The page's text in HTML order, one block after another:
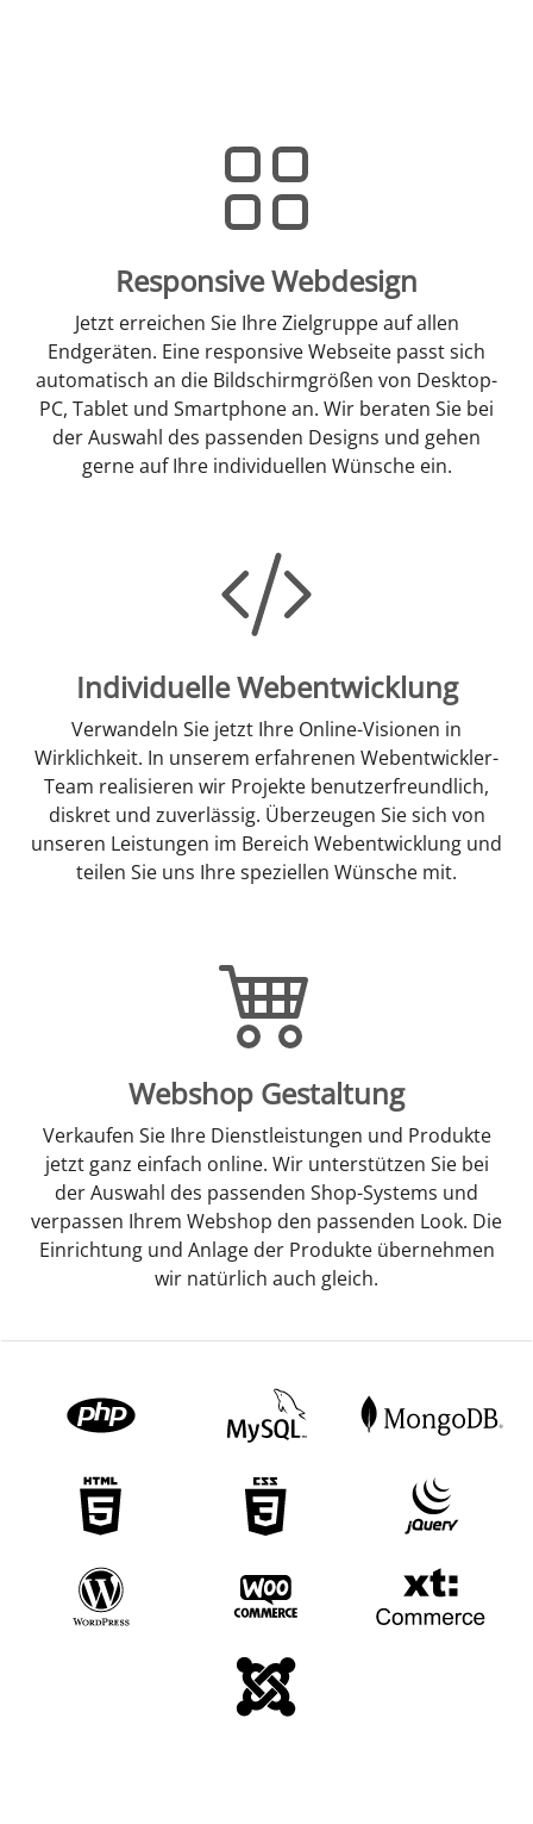
Responsive Webdesign
Jetzt erreichen Sie Ihre Zielgruppe auf allen
Endgeräten. Eine responsive Webseite passt sich
automatisch an die Bildschirmgrößen von Desktop-
PC, Tablet und Smartphone an. Wir beraten Sie bei
der Auswahl des passenden Designs und gehen
gerne auf Ihre individuellen Wünsche ein.
Individuelle Webentwicklung
Verwandeln Sie jetzt Ihre Online-Visionen in
Wirklichkeit. In unserem erfahrenen Webentwickler-
Team realisieren wir Projekte benutzerfreundlich,
diskret und zuverlässig. Überzeugen Sie sich von
unseren Leistungen im Bereich Webentwicklung und
teilen Sie uns Ihre speziellen Wünsche mit.
Webshop Gestaltung
Verkaufen Sie Ihre Dienstleistungen und Produkte
jetzt ganz einfach online. Wir unterstützen Sie bei
der Auswahl des passenden Shop-Systems und
verpassen Ihrem Webshop den passenden Look. Die
Einrichtung und Anlage der Produkte übernehmen
wir natürlich auch gleich.